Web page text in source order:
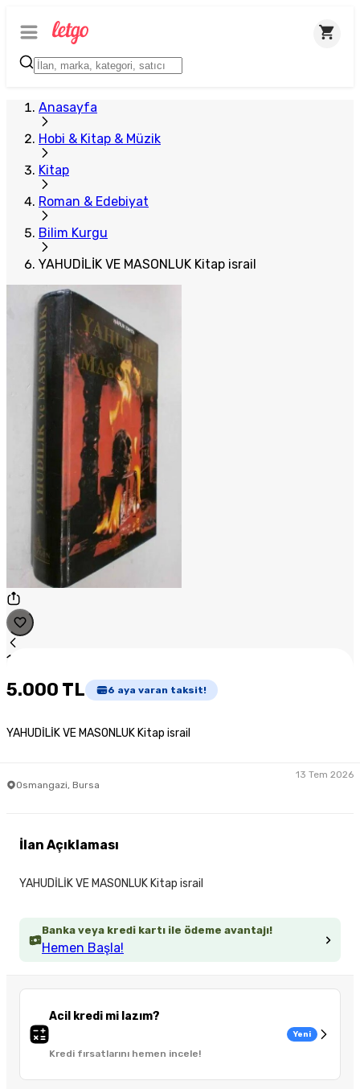
Anasayfa
Hobi & Kitap & Müzik
Kitap
Roman & Edebiyat
Bilim Kurgu
YAHUDİLİK VE MASONLUK Kitap israil
1
5.000 TL 6 aya varan taksit!
YAHUDİLİK VE MASONLUK Kitap israil
Osmangazi, Bursa
13 Tem 2026
Banka veya kredi kartı ile ödeme avantajı!
Hemen Başla!
Acil kredi mi lazım?
Kredi fırsatlarını hemen incele!
Yeni
İlan Açıklaması
YAHUDİLİK VE MASONLUK Kitap israil